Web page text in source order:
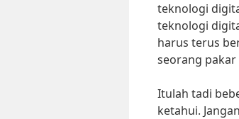
teknologi
teknologi
harus terus
seorang
Itulah tadi
ketahui.